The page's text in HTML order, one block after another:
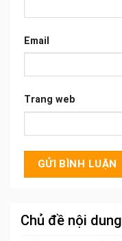
Email
Trang web
Chủ đề nội dung